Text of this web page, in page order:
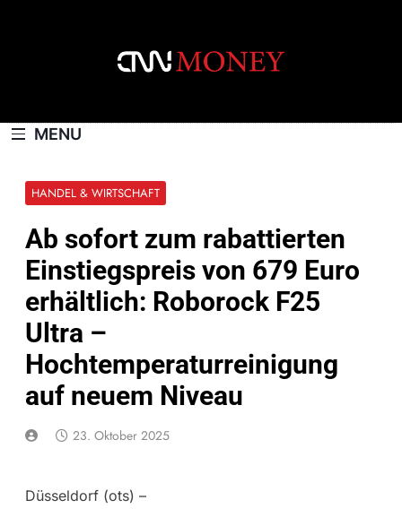
MENU
HANDEL & WIRTSCHAFT
Ab sofort zum rabattierten
Einstiegspreis von 679 Euro
erhältlich: Roborock F25
Ultra –
Hochtemperaturreinigung
auf neuem Niveau
23. Oktober 2025
Düsseldorf (ots) –